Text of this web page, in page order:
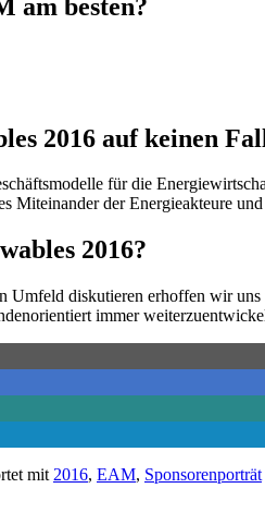
am besten?
2016 auf keinen
für die
der Energieakteure
2016?
diskutieren erhoffen wir
immer
mit 2016, EAM, Sponsorenporträt